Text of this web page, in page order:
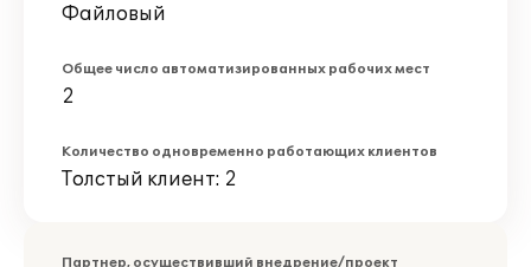
Файловый
Общее число автоматизированных рабочих мест
2
Количество одновременно работающих клиентов
Толстый клиент: 2
Партнер, осуществивший внедрение/проект